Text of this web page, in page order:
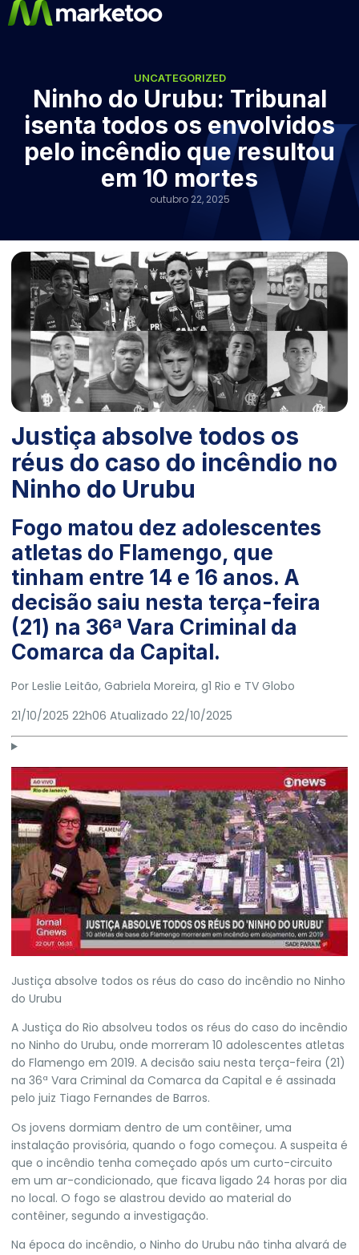
UNCATEGORIZED
Ninho do Urubu: Tribunal
isenta todos os envolvidos
pelo incêndio que resultou
em 10 mortes
outubro 22, 2025
Justiça absolve todos os
réus do caso do incêndio no
Ninho do Urubu
Fogo matou dez adolescentes
atletas do Flamengo, que
tinham entre 14 e 16 anos. A
decisão saiu nesta terça-feira
(21) na 36ª Vara Criminal da
Comarca da Capital.
Por Leslie Leitão, Gabriela Moreira, g1 Rio e TV Globo
21/10/2025 22h06 Atualizado 22/10/2025
Justiça absolve todos os réus do caso do incêndio no Ninho
do Urubu
A Justiça do Rio absolveu todos os réus do caso do incêndio
no Ninho do Urubu, onde morreram 10 adolescentes atletas
do Flamengo em 2019. A decisão saiu nesta terça-feira (21)
na 36ª Vara Criminal da Comarca da Capital e é assinada
pelo juiz Tiago Fernandes de Barros.
Os jovens dormiam dentro de um contêiner, uma
instalação provisória, quando o fogo começou. A suspeita é
que o incêndio tenha começado após um curto-circuito
em um ar-condicionado, que ficava ligado 24 horas por dia
no local. O fogo se alastrou devido ao material do
contêiner, segundo a investigação.
Na época do incêndio, o Ninho do Urubu não tinha alvará de